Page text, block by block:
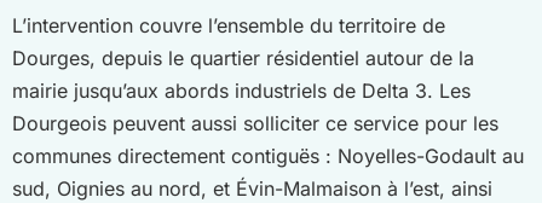
L’intervention couvre l’ensemble du territoire de
Dourges, depuis le quartier résidentiel autour de la
mairie jusqu’aux abords industriels de Delta 3. Les
Dourgeois peuvent aussi solliciter ce service pour les
communes directement contiguës : Noyelles-Godault au
sud, Oignies au nord, et Évin-Malmaison à l’est, ainsi